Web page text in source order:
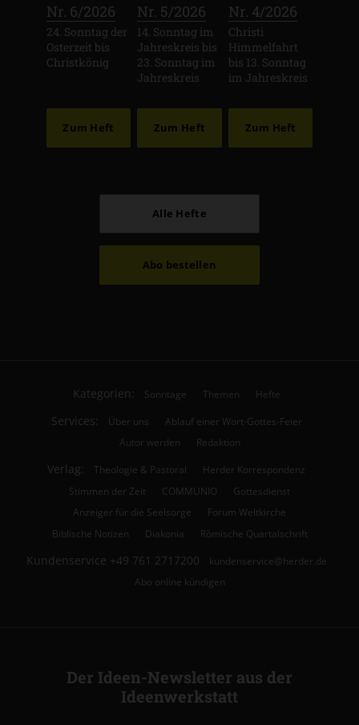
Nr. 6/2026
24. Sonntag der
Osterzeit bis
Christkönig
Zum Heft
Nr. 5/2026
14. Sonntag im
Jahreskreis bis
23. Sonntag im
Jahreskreis
Zum Heft
Nr. 4/2026
Christi
Himmelfahrt
bis 13. Sonntag
im Jahreskreis
Zum Heft
Alle Hefte
Abo bestellen
Kategorien: Sonntage Themen Hefte
Services: Über uns
Ablauf einer Wort-Gottes-Feier
Autor werden
Redaktion
Verlag: Theologie & Pastoral
Herder Korrespondenz
Stimmen der Zeit
COMMUNIO
Gottesdienst
Anzeiger für die Seelsorge
Forum Weltkirche
Biblische Notizen
Diakonia Römische Quartalschrift
Kundenservice +49 761 2717200
kundenservice@herder.de
Abo online kündigen
Der Ideen-Newsletter aus der
Ideenwerkstatt